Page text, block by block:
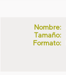
Nombre:
Tamaño:
Formato: